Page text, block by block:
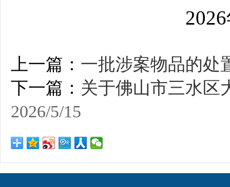
2026年5
上一篇： 一批涉案物品的处
下一篇： 关于佛山市三水区
2026/5/15